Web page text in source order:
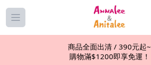
Open main menu
商品全面出清 / 390元起~
購物滿$1200即享免運！